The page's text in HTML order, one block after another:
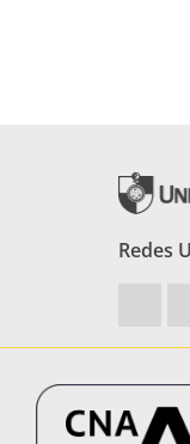
Redes